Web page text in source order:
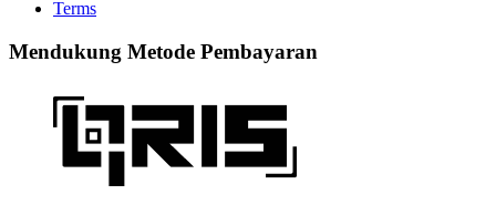
Terms
Mendukung Metode Pembayaran